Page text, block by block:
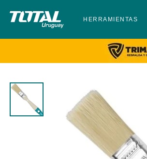
HERRAMIENTAS